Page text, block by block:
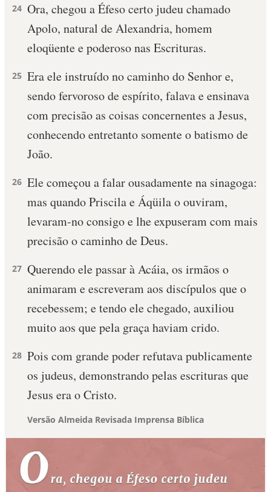
24 Ora, chegou a Éfeso certo judeu chamado
Apolo, natural de Alexandria, homem
eloqüente e poderoso nas Escrituras.
25 Era ele instruído no caminho do Senhor e,
sendo fervoroso de espírito, falava e ensinava
com precisão as coisas concernentes a Jesus,
conhecendo entretanto somente o batismo de
João.
26 Ele começou a falar ousadamente na sinagoga:
mas quando Priscila e Áqüila o ouviram,
levaram-no consigo e lhe expuseram com mais
precisão o caminho de Deus.
27 Querendo ele passar à Acáia, os irmãos o
animaram e escreveram aos discípulos que o
recebessem; e tendo ele chegado, auxiliou
muito aos que pela graça haviam crido.
28 Pois com grande poder refutava publicamente
os judeus, demonstrando pelas escrituras que
Jesus era o Cristo.
Versão Almeida Revisada Imprensa Bíblica